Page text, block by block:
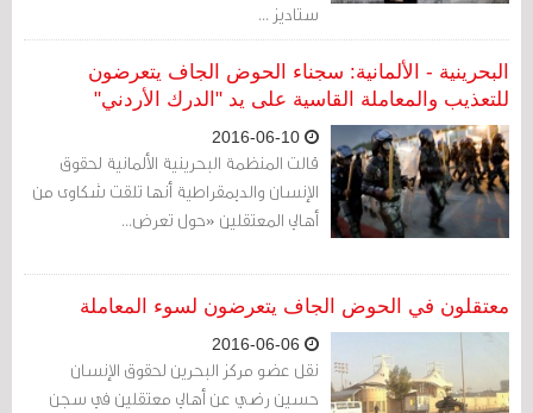
ستاديز ...
البحرينية - الألمانية: سجناء الحوض الجاف يتعرضون
للتعذيب والمعاملة القاسية على يد "الدرك الأردني"
قالت المنظمة البحرينية الألمانية لحقوق
الإنسان والديمقراطية أنها تلقت شكاوى من
أهالي المعتقلين «حول تعرض...
معتقلون في الحوض الجاف يتعرضون لسوء المعاملة
نقل عضو مركز البحرين لحقوق الإنسان
حسين رضي عن أهالي معتقلين في سجن